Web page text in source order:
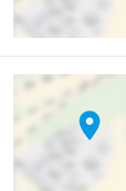
location_on